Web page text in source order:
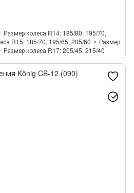
Размер колеса R14 185/80, 195/70,
R15 185/70, 195/65, 205/60
Размер
Размер колеса R17 205/45, 215/40